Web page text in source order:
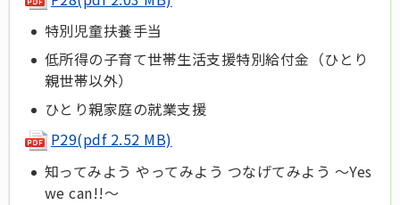
特別児童扶養手当
低所得の子育て世帯生活支援特別給付金（ひとり
親世帯以外）
ひとり親家庭の就業支援
P29(pdf 2.52 MB)
知ってみよう やってみよう つなげてみよう ～Yes
we can!!～